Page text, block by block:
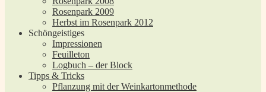
Rosenpark 2009
Herbst im Rosenpark 2012
Schöngeistiges
Impressionen
Feuilleton
Logbuch – der Block
Tipps & Tricks
Pflanzung mit der Weinkartonmethode